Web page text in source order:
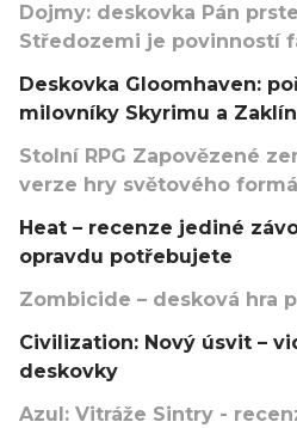
Dojmy: deskovka Pán
Středozemi je povinností
Deskovka Gloomhaven:
milovníky Skyrimu a
Stolní RPG Zapovězené
verze hry světového
Heat – recenze jediné
opravdu potřebujete
Zombicide – desková hra
Civilization: Nový úsvit –
deskovky
Azul: Vitráže Sintry -